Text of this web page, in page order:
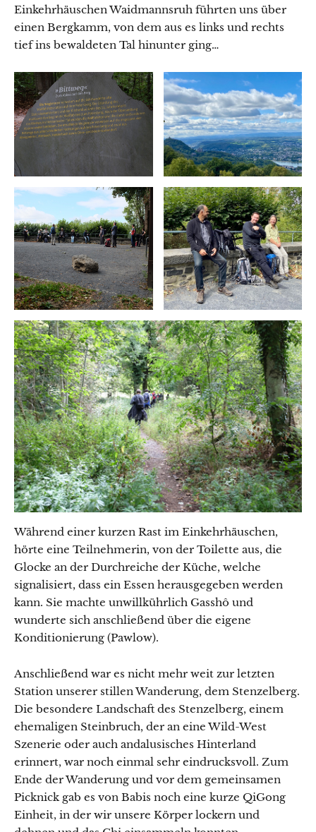
Einkehrhäuschen Waidmannsruh führten uns über
einen Bergkamm, von dem aus es links und rechts
tief ins bewaldeten Tal hinunter ging…
Während einer kurzen Rast im Einkehrhäuschen,
hörte eine Teilnehmerin, von der Toilette aus, die
Glocke an der Durchreiche der Küche, welche
signalisiert, dass ein Essen herausgegeben werden
kann. Sie machte unwillkührlich Gasshô und
wunderte sich anschließend über die eigene
Konditionierung (Pawlow).
Anschließend war es nicht mehr weit zur letzten
Station unserer stillen Wanderung, dem Stenzelberg.
Die besondere Landschaft des Stenzelberg, einem
ehemaligen Steinbruch, der an eine Wild-West
Szenerie oder auch andalusisches Hinterland
erinnert, war noch einmal sehr eindrucksvoll. Zum
Ende der Wanderung und vor dem gemeinsamen
Picknick gab es von Babis noch eine kurze QiGong
Einheit, in der wir unsere Körper lockern und